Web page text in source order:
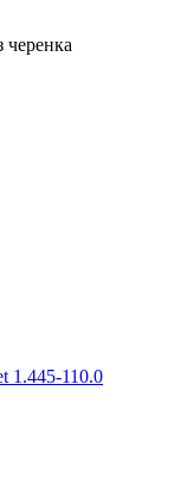
черенка
1.445-110.0